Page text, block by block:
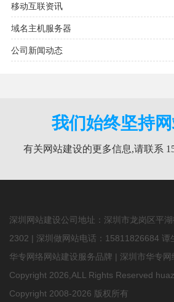
移动互联资讯
域名主机服务器
公司新闻动态
我们始终坚持
有关网站建设的更多信息,请联系
深圳网站建设公司地址：深圳市龙岗区平
2302 | 深圳做网站电话： 15811826684 谭
华专网络网站建设服务品牌 | 深圳市华专网
Copyright 2026,ALL Rights Reserved
Copyright 2008-2026 版权所有